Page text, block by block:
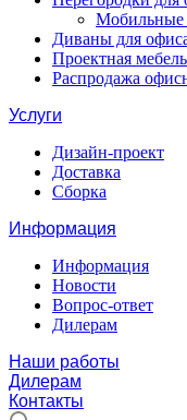
Мобильные
Диваны для
Проектная мебель
Распродажа
Услуги
Дизайн-проект
Доставка
Сборка
Информация
Информация
Новости
Вопрос-ответ
Дилерам
Наши работы
Дилерам
Контакты